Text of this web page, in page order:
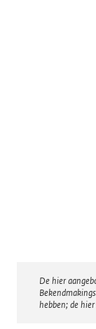
De hier
hebben; de